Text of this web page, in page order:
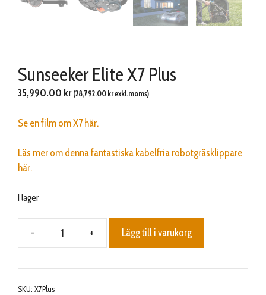
Sunseeker Elite X7 Plus
35,990.00 kr (28,792.00 krexkl.moms)
Se en film om X7 här.
Läs mer om denna fantastiska kabelfria robotgräsklippare
här.
I lager
-
Sunseeker
X7
+ Lägg till i varukorg
SKU: X7Plus